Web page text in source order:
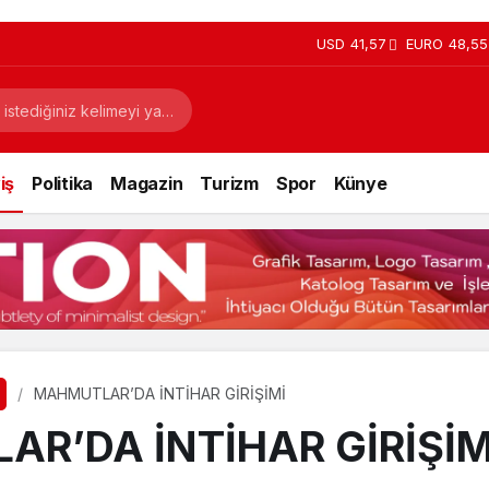
USD 41,57 EURO 48,55
Politika Magazin Turizm Spor Künye
MAHMUTLAR’DA İNTİHAR GİRİŞİMİ
İNTİHAR